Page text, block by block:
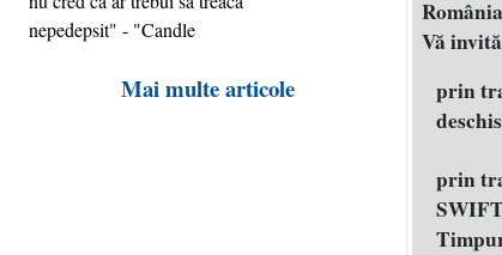
nepedepsit" - "Candle
Mai multe articole
Vă
prin
prin